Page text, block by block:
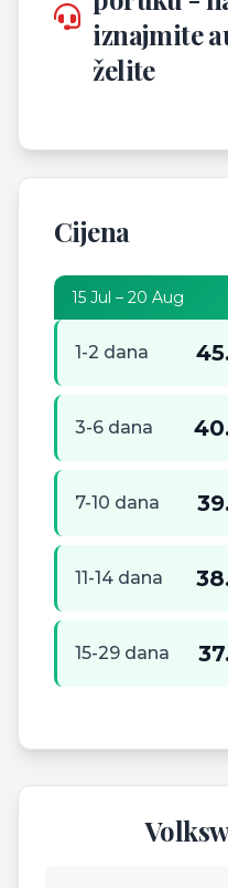
iznajmite
želite
Cijena
15 Jul – 20 Aug
1-2 dana
3-6 dana
7-10 dana
11-14 dana
15-29 dana